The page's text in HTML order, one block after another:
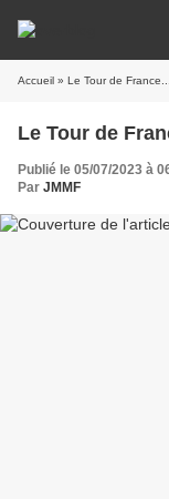
Accueil » Le Tour de
Le Tour de
Publié le 05/07/2023 à
Par JMMF